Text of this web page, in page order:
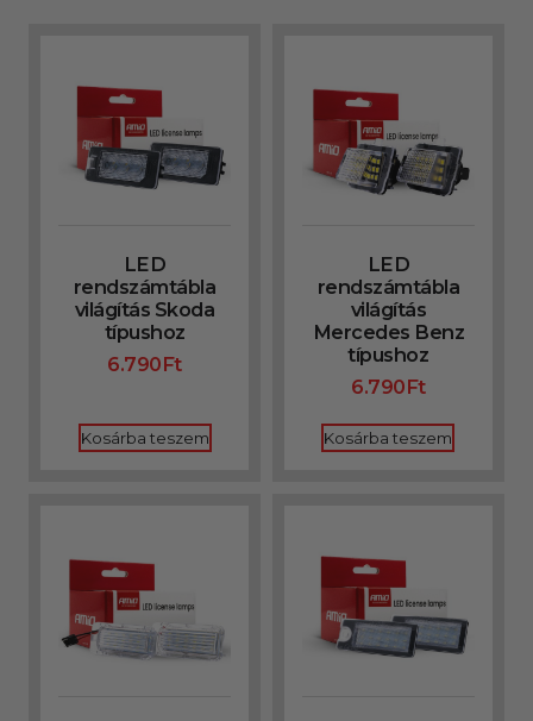
LED
rendszámtábla
világítás Skoda
típushoz
6.790Ft
Kosárba teszem
LED
rendszámtábla
világítás
Mercedes Benz
típushoz
6.790Ft
Kosárba teszem